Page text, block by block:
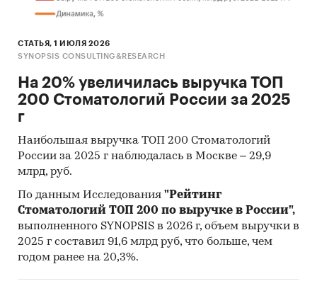
СТАТЬЯ, 1 ИЮЛЯ 2026
SYNOPSIS CONSULTING&RESEARCH
На 20% увеличилась выручка ТОП
200 Стоматологий России за 2025
г
Наибольшая выручка ТОП 200 Стоматологий
России за 2025 г наблюдалась в Москве – 29,9
млрд, руб.
По данным Исследования "Рейтинг
Стоматологий ТОП 200 по выручке в России",
выполненного SYNOPSIS в 2026 г, объем выручки в
2025 г составил 91,6 млрд руб, что больше, чем
годом ранее на 20,3%.